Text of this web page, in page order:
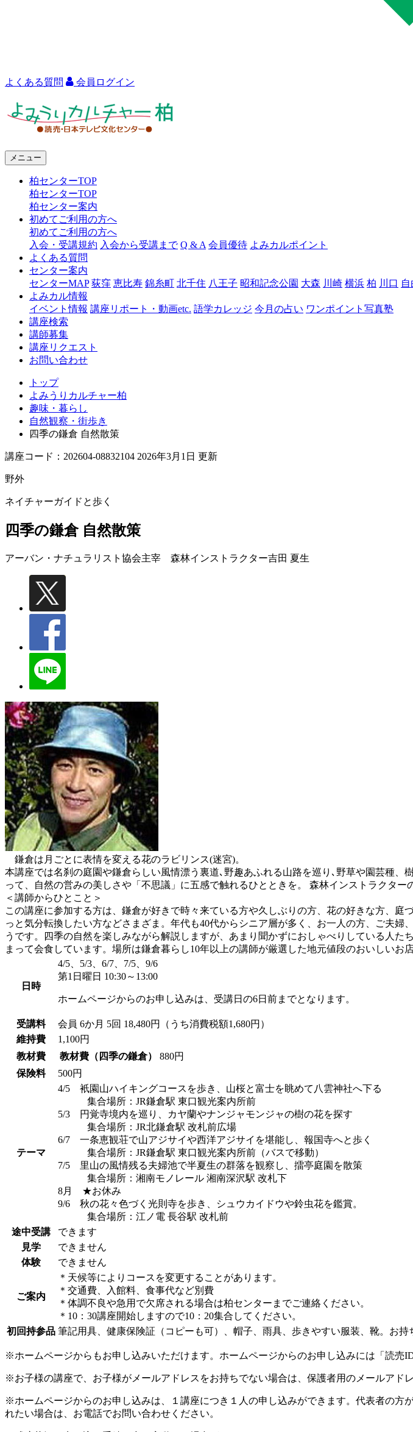
よくある質問 会員ログイン
ャ
柏
メニュー
柏センターTOP
柏センターTOP
柏センター案内
初めてご利用の方へ
初めてご利用の方へ
入会・受講規約 入会から受講まで Q & A 会員優待 よみカルポイント
よくある質問
センター案内
センターMAP 荻窪 恵比寿 錦糸町 北千住 八王子 昭和記念公園 大森 川崎 横浜 柏 川口 自
よみカル情報
イベント情報 講座リポート・動画etc. 語学カレッジ 今月の占い ワンポイント写真塾
講座検索
講師募集
講座リクエスト
お問い合わせ
トップ
よみうりカルチャー柏
趣味・暮らし
自然観察・街歩き
四季の鎌倉 自然散策
講座コード：202604-08832104 2026年3月1日 更新
野外
ネイチャーガイドと歩く
四季の鎌倉 自然散策
アーバン・ナチュラリスト協会主宰 森林インストラクター吉田 夏生
鎌倉は月ごとに表情を変える花のラビリンス(迷宮)。
本講座では名刹の庭園や鎌倉らしい風情漂う裏道､野趣あふれる山路を巡り､野草や園芸種
って、自然の営みの美しさや「不思議」に五感で触れるひとときを。 森林インストラクター
＜講師からひとこと＞
この講座に参加する方は、鎌倉が好きで時々来ている方や久しぶりの方、花の好きな方、
っと気分転換したい方などさまざま。年代も40代からシニア層が多く、お一人の方、ご夫
うです。四季の自然を楽しみながら解説しますが、あまり聞かずにおしゃべりしている人
まって会食しています。場所は鎌倉暮らし10年以上の講師が厳選した地元値段のおいしいお
日時
4/5、5/3、6/7、7/5、9/6
第1日曜日 10:30～13:00
ホームページからのお申し込みは、受講日の6日前までとなります。
受講料 会員 6か月 5回 18,480円（うち消費税額1,680円）
維持費
1,100円
教材費
教材費（四季の鎌倉）
880円
保険料
500円
テーマ
4/5 衹園山ハイキングコースを歩き、山桜と富士を眺めて八雲神社へ下る
集合場所：JR鎌倉駅 東口観光案内所前
5/3 円覚寺境内を巡り、カヤ蘭やナンジャモンジャの樹の花を探す
集合場所：JR北鎌倉駅 改札前広場
6/7 一条恵観荘で山アジサイや西洋アジサイを堪能し、報国寺へと歩く
集合場所：JR鎌倉駅 東口観光案内所前（バスで移動）
7/5 里山の風情残る夫婦池で半夏生の群落を観察し、擂亭庭園を散策
集合場所：湘南モノレール 湘南深沢駅 改札下
8月 ★お休み
9/6 秋の花々色づく光則寺を歩き、シュウカイドウや鈴虫花を鑑賞。
集合場所：江ノ電 長谷駅 改札前
途中受講
できます
見学
できません
体験
できません
ご案内
＊天候等によりコースを変更することがあります。
＊交通費、入館料、食事代など別費
＊体調不良や急用で欠席される場合は柏センターまでご連絡ください。
＊10：30講座開始しますので10：20集合してください。
初回持参品 筆記用具、健康保険証（コピーも可）、帽子、雨具、歩きやすい服装、靴。お
※ホームページからもお申し込みいただけます。ホームページからのお申し込みには「読売
※お子様の講座で、お子様がメールアドレスをお持ちでない場合は、保護者用のメールアド
※ホームページからのお申し込みは、１講座につき１人の申し込みができます。代表者の
れたい場合は、お電話でお問い合わせください。